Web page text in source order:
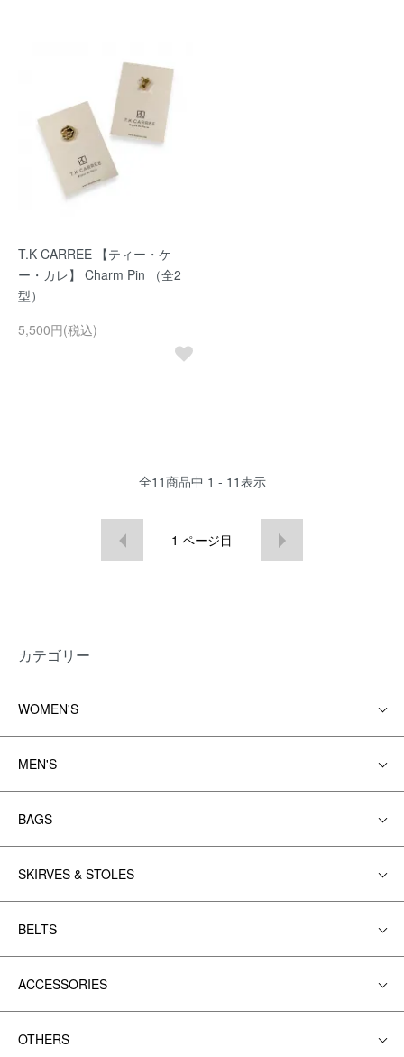
T.K CARREE 【ティー・ケ
ー・カレ】 Charm Pin （全2
型）
5,500円(税込)
全11商品中 1 - 11表示
1 ページ目
カテゴリー
WOMEN'S
MEN'S
BAGS
SKIRVES & STOLES
BELTS
ACCESSORIES
OTHERS